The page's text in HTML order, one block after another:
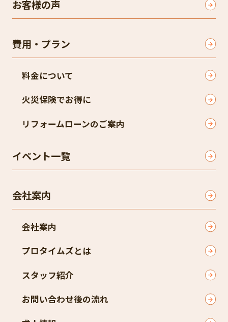
お客様の声
費用・プラン
料金について
火災保険でお得に
リフォームローンのご案内
イベント一覧
会社案内
会社案内
プロタイムズとは
スタッフ紹介
お問い合わせ後の流れ